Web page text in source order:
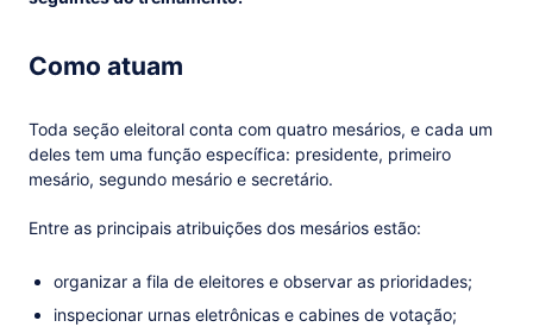
Como atuam
Toda seção eleitoral conta com quatro mesários, e cada um
deles tem uma função específica: presidente, primeiro
mesário, segundo mesário e secretário.
Entre as principais atribuições dos mesários estão:
organizar a fila de eleitores e observar as prioridades;
inspecionar urnas eletrônicas e cabines de votação;